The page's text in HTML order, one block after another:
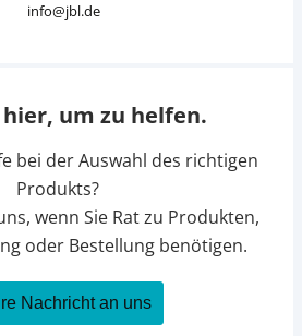
info@jbl.de
um zu helfen.
bei der Auswahl des richtigen
Produkts?
wenn Sie Rat zu Produkten,
oder Bestellung benötigen.
Nachricht an uns